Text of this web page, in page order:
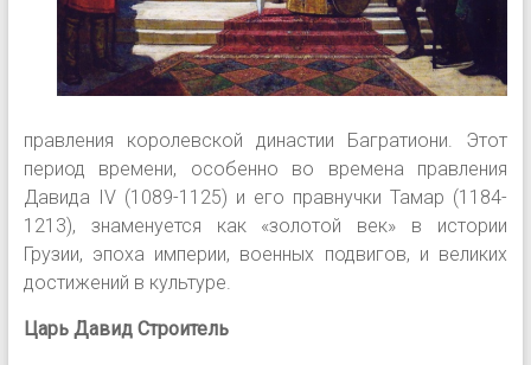
правления королевской династии Багратиони. Этот
период времени, особенно во времена правления
Давида IV (1089-1125) и его правнучки Тамар (1184-
1213), знаменуется как «золотой век» в истории
Грузии, эпоха империи, военных подвигов, и великих
достижений в культуре.
Царь Давид Строитель